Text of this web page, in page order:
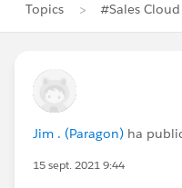
Topics #Sales Cloud
Jim . (Paragon) ha
15 sept. 2021 9:44